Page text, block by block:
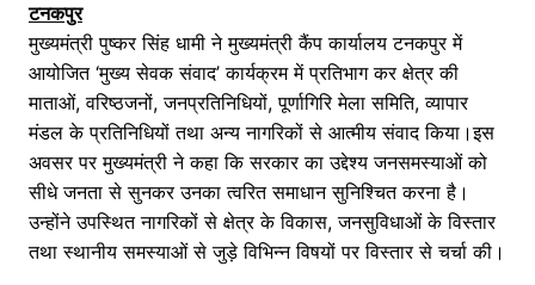
c
e
b
o
o
k
itt
er
ai
l
at
s
A
p
p
s
s
e
n
g
er
e
gr
a
m
ar
e
टनकपुर
मुख्यमंत्री पुष्कर सिंह धामी ने मुख्यमंत्री कैंप कार्यालय टनकपुर में
आयोजित ‘मुख्य सेवक संवाद’ कार्यक्रम में प्रतिभाग कर क्षेत्र की
माताओं, वरिष्ठजनों, जनप्रतिनिधियों, पूर्णागिरि मेला समिति, व्यापार
मंडल के प्रतिनिधियों तथा अन्य नागरिकों से आत्मीय संवाद किया।इस
अवसर पर मुख्यमंत्री ने कहा कि सरकार का उद्देश्य जनसमस्याओं को
सीधे जनता से सुनकर उनका त्वरित समाधान सुनिश्चित करना है।
उन्होंने उपस्थित नागरिकों से क्षेत्र के विकास, जनसुविधाओं के विस्तार
तथा स्थानीय समस्याओं से जुड़े विभिन्न विषयों पर विस्तार से चर्चा की।